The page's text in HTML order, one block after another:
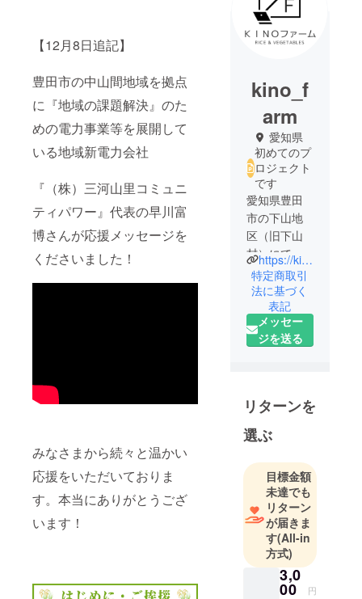
【12月8日追記】
豊田市の中山間地域を拠点
に『地域の課題解決』のた
めの電力事業等を展開して
いる地域新電力会社
『（株）三河山里コミュニ
ティパワー』代表の早川富
博さんが応援メッセージを
くださいました！
みなさまから続々と温かい
応援をいただいておりま
す。本当にありがとうござ
います！
kino_f
arm
愛知県
初めてのプ
ロジェクト
です
愛知県豊田
市の下山地
区（旧下山
村）にて中
山間地営農
をしてい
る、KINO
ファーム代
表の木下貴
等の経験を
経た後、4年
前に農家に
水稲を2ヘク
タール、露
地野菜を0.5
ヘクタール
ほど栽培し
ています。
田舎の農業
はとにかく
https://kinofarm.net
特定商取引
法に基づく
表記
メッセー
ジを送る
リターンを
選ぶ
目標金額
未達でも
リターン
が届きま
す(All-in
方式)
3,0
00 円